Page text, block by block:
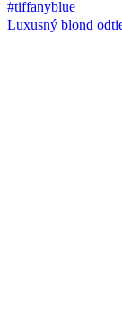
Luxusný blond